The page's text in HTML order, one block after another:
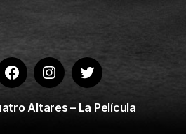
FacebookInstagramTwitter
Altares – La Película